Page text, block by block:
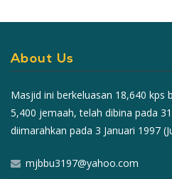
About Us
Masjid ini berkeluasan 18,640 kps
5,400 jemaah, telah dibina pada
diimarahkan pada 3 Januari 1997
mjbbu3197@yahoo.com